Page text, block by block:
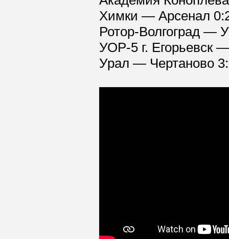
Химки — Арсенал
Ротор-Волгоград —
УОР-5 г. Егорьевск
Урал — Чертаново